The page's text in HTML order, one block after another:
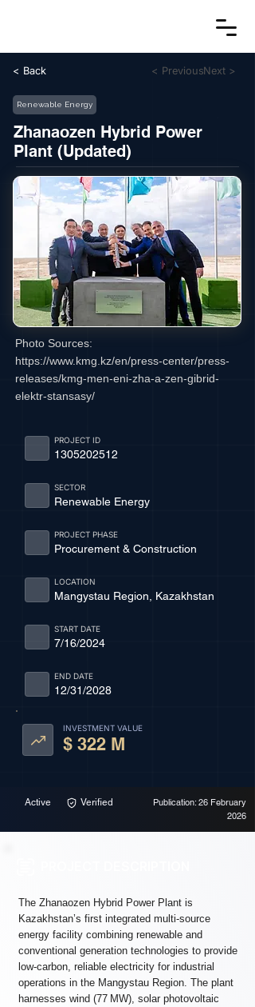
< Back < PreviousNext >
Renewable Energy
Zhanaozen Hybrid Power
Plant (Updated)
Photo Sources:
https://www.kmg.kz/en/press-center/press-
releases/kmg-men-eni-zha-a-zen-gibrid-
elektr-stansasy/
1305202512
PROJECT ID
Renewable Energy
SECTOR
Procurement & Construction
PROJECT PHASE
Mangystau Region, Kazakhstan
LOCATION
7/16/2024
START DATE
12/31/2028
END DATE
INVESTMENT VALUE
$ 322 M
Active Verified
Publication: 26 February
2026
The Zhanaozen Hybrid Power Plant is
Kazakhstan’s first integrated multi-source
energy facility combining renewable and
conventional generation technologies to provide
low-carbon, reliable electricity for industrial
operations in the Mangystau Region. The plant
harnesses wind (77 MW), solar photovoltaic